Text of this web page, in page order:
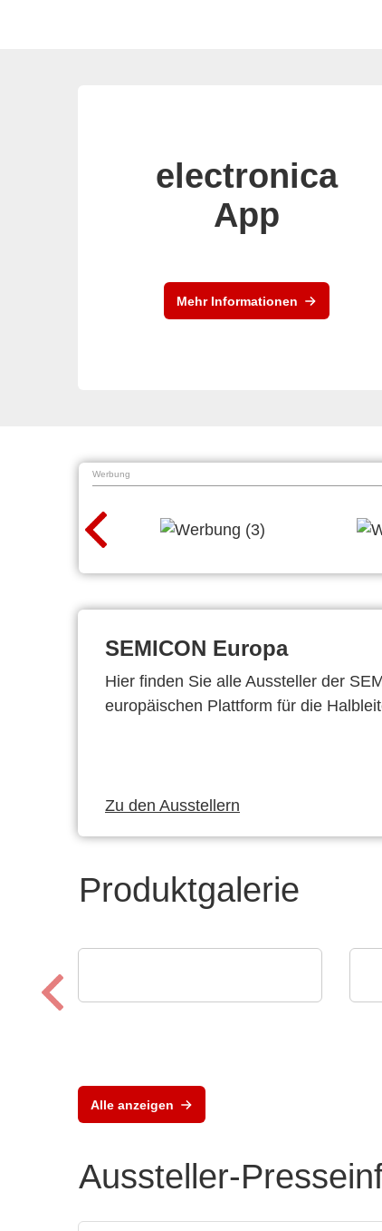
electronica
App
Mehr Informationen
Werbung
SEMICON Europa
Hier finden Sie alle Aussteller der
europäischen Plattform für die
Zu den Ausstellern
Produktgalerie
Alle anzeigen
Aussteller-